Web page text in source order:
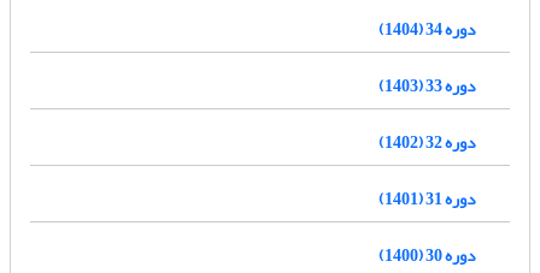
دوره 34 (1404)
دوره 33 (1403)
دوره 32 (1402)
دوره 31 (1401)
دوره 30 (1400)